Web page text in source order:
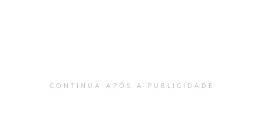
CONTINUA APÓS A PUBLICIDADE